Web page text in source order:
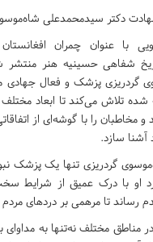
دکتر سیدمحمدعلی
با عنوان چمران
شفاهی حسینیه هنر
پزشک و فعال جهادی
شده تلاش می‌کند تا ابعاد
و مخاطبان را با گوشه‌ای از
آشنا سازد.
گردریزی تنها یک پزشک
او با درک عمیق از شرایط
رساند تا مرهمی بر دردهای
مناطق مختلف نه‌تنها به مداوای